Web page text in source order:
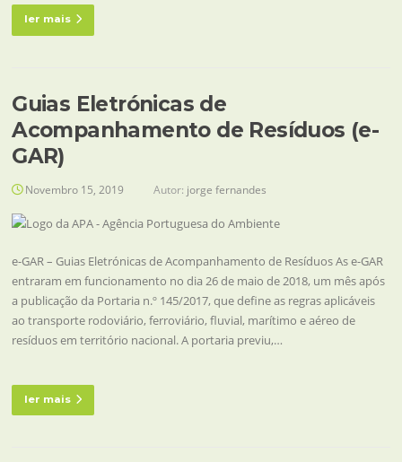
ler mais
Guias Eletrónicas de
Acompanhamento de Resíduos (e-
GAR)
Novembro 15, 2019 Autor: jorge fernandes
e-GAR – Guias Eletrónicas de Acompanhamento de Resíduos As e-GAR
entraram em funcionamento no dia 26 de maio de 2018, um mês após
a publicação da Portaria n.º 145/2017, que define as regras aplicáveis
ao transporte rodoviário, ferroviário, fluvial, marítimo e aéreo de
resíduos em território nacional. A portaria previu,…
ler mais